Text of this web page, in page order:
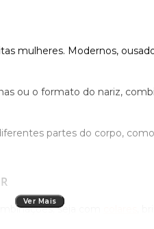
mulheres. Modernos,
ou o formato do nariz,
partes do corpo,
seja com
Ver Mais